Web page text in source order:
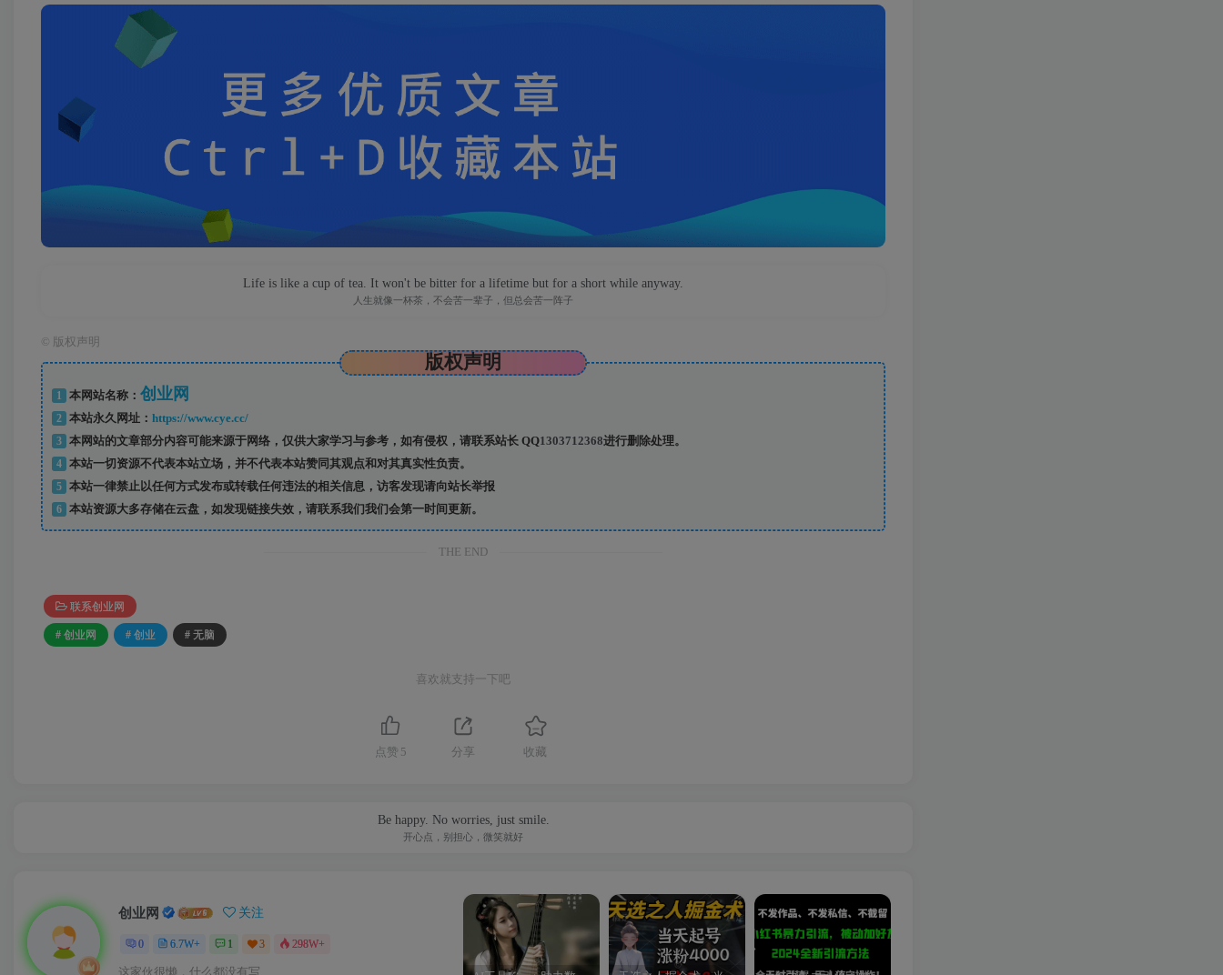
Love begins with a smile, grows with a kiss and ends with a tear.
爱，起于微笑，浓于亲吻，逝于泪水
版权声明
版权声明
1 本网站名称： 创业网
2 本站永久网址： https://www.cye.cc/
3
本网站的文章部分内容可能来源于网络，仅供大家学习与参考，如有侵权，请联系站长 QQ1303712368进行删除处理。
4
本站一切资源不代表本站立场，并不代表本站赞同其观点和对其真实性负责。
5
本站一律禁止以任何方式发布或转载任何违法的相关信息，访客发现请向站长举报
6
本站资源大多存储在云盘，如发现链接失效，请联系我们我们会第一时间更新。
THE END
联系创业网
# 创业网 # 创业 # 无脑
喜欢就支持一下吧
点赞 5 分享 收藏
Put your heart, mind, and soul into even your smallest acts. This is the secret of success.
即便是再微小不过的事情，你也要用心去做。这就是成功的秘密
创业网 关注
0 6.7W+ 1 3 298W+